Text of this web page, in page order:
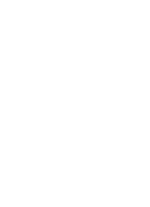
Карпова из коммунальной